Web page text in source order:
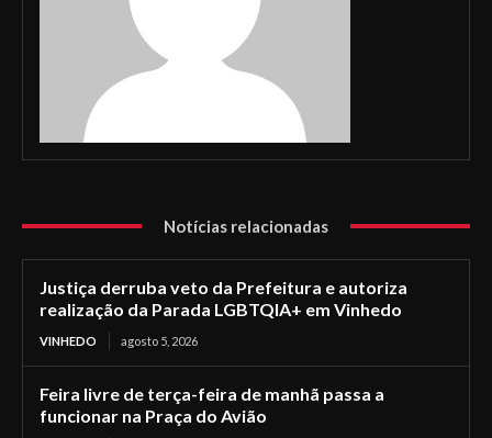
Notícias relacionadas
Justiça derruba veto da Prefeitura e autoriza
realização da Parada LGBTQIA+ em Vinhedo
VINHEDO agosto 5, 2026
Feira livre de terça-feira de manhã passa a
funcionar na Praça do Avião